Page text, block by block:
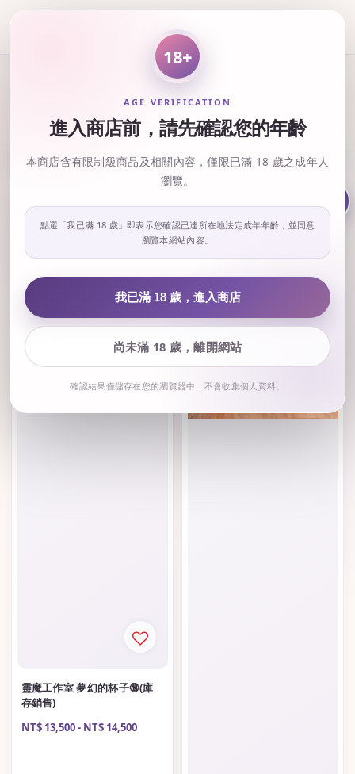
18+
AGE VERIFICATION
進入商店前，請先確認您的年齡
本商店含有限制級商品及相關內容，僅限已滿 18 歲之成年人
瀏覽。
點選「我已滿 18 歲」即表示您確認已達所在地法定成年年齡，並同意
瀏覽本網站內容。
我已滿 18 歲，進入商店
尚未滿 18 歲，離開網站
確認結果僅儲存在您的瀏覽器中，不會收集個人資料。
庫存商品
排列方式 :
靈魔工作室 夢幻的杯子🔞(庫
存銷售)
Regular
NT$ 13,500- NT$ 14,500